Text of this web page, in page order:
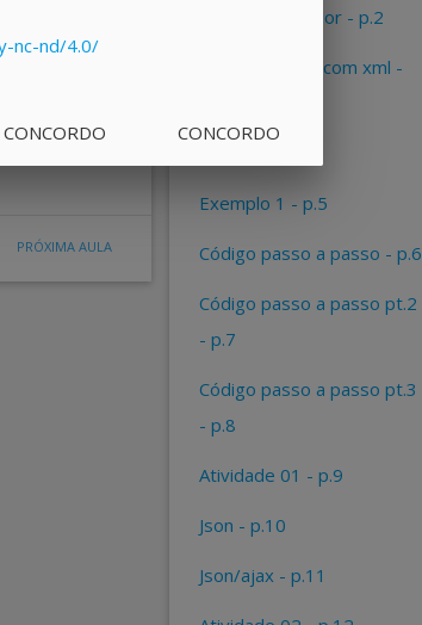
nc-nd/4.0/
CONCORDO
em:
PRÓXIMA AULA
cliente e servidor - p.2
exemplo 1 - p.5
código passo a passo - p.6
código passo a passo pt.2
- p.7
código passo a passo pt.3
- p.8
atividade 01 - p.9
json - p.10
json/ajax - p.11